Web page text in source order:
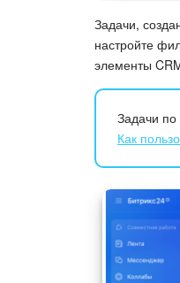
Задачи,
настройте
элементы
Задачи по
Как